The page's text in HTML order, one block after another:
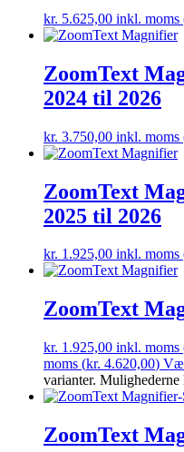
kr. 5.625,00 inkl. moms
ZoomText
2024 til 2026
kr. 3.750,00 inkl. moms
ZoomText
2025 til 2026
kr. 1.925,00 inkl. moms
ZoomText
kr. 1.925,00 inkl. moms
moms (kr. 4.620,00)
varianter.
ZoomText